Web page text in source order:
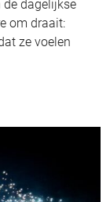
de dagelijkse
om draait:
ze voelen